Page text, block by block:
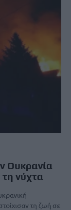
Ουκρανία
νύχτα
τη ζωή σε